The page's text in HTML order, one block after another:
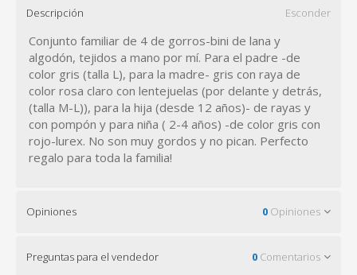
Descripción Esconder
Conjunto familiar de 4 de gorros-bini de lana y
algodón, tejidos a mano por mí. Para el padre -de
color gris (talla L), para la madre- gris con raya de
color rosa claro con lentejuelas (por delante y detrás,
(talla M-L)), para la hija (desde 12 años)- de rayas y
con pompón y para niña ( 2-4 años) -de color gris con
rojo-lurex. No son muy gordos y no pican. Perfecto
regalo para toda la familia!
Opiniones 0 Opiniones
Preguntas para el vendedor 0 Comentarios